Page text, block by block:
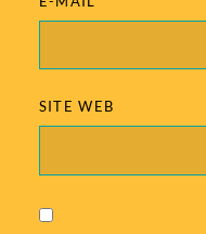
SITE WEB